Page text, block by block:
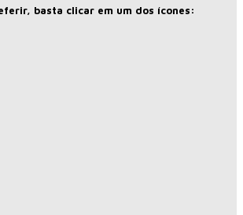
basta clicar em um dos ícones: